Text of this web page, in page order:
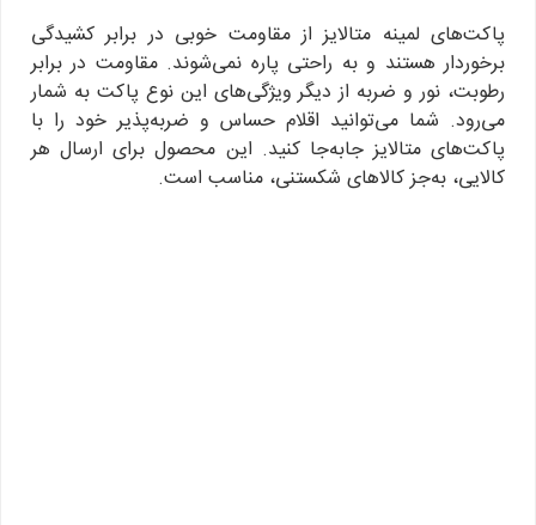
پاکت‌های لمینه متالایز از مقاومت خوبی در برابر کشیدگی
برخوردار هستند و به راحتی پاره نمی‌شوند. مقاومت در برابر
رطوبت، نور و ضربه از دیگر ویژگی‌های این نوع پاکت به شمار
می‌رود. شما می‌توانید اقلام حساس و ضربه‌پذیر خود را با
پاکت‌های متالایز جابه‌جا کنید. این محصول برای ارسال هر
کالایی، به‌جز کالاهای شکستنی، مناسب است.